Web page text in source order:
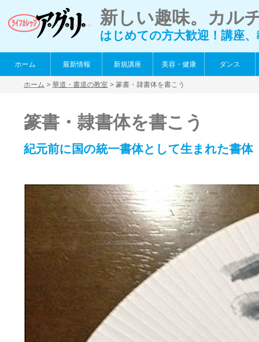
新しい趣味。カル
はじめての方大歓迎！講座
ホーム 最新情報 新規講座 美容・健康 ダンス
ホーム > 華道・書道の教室 > 篆書・隷書体を書こう
篆書・隷書体を書こう
紀元前に国の統一書体として生まれた書体